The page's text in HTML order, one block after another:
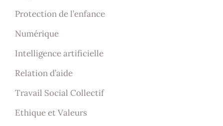
Protection de l’enfance
Numérique
Intelligence artificielle
Relation d’aide
Travail Social Collectif
Ethique et Valeurs